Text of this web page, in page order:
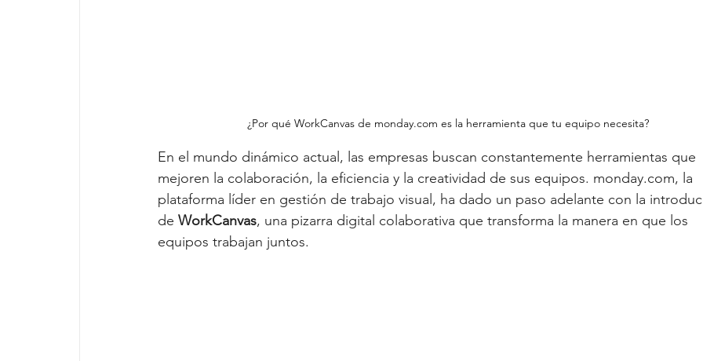
¿Por qué WorkCanvas de monday.com es la herramienta que tu equipo necesita?
En el mundo dinámico actual, las empresas buscan constantemente herramientas que
mejoren la colaboración, la eficiencia y la creatividad de sus equipos. monday.com, la
plataforma líder en gestión de trabajo visual, ha dado un paso adelante con la
de WorkCanvas, una pizarra digital colaborativa que transforma la manera en que los
equipos trabajan juntos.